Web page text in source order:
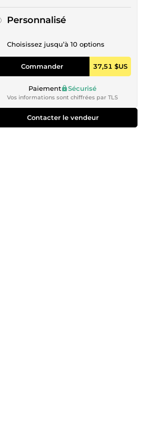
Personnalisé
Choisissez jusqu’à 10 options
Commander 37,51 $US
Paiement Sécurisé
Vos informations sont chiffrées par TLS
Contacter le vendeur